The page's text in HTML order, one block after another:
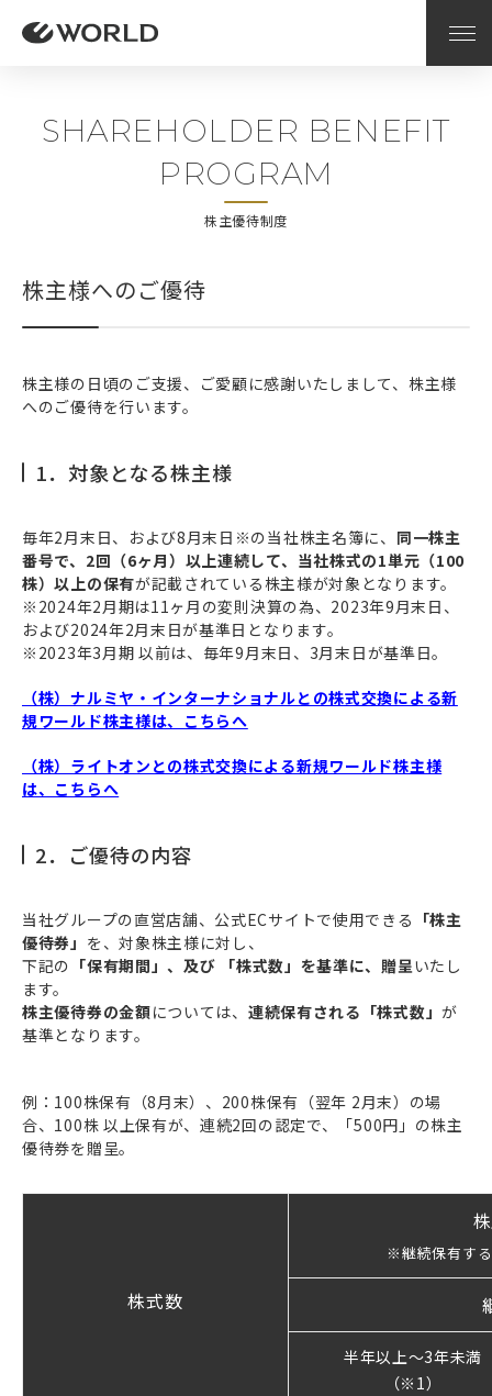
SHAREHOLDER BENEFIT
PROGRAM
株主優待制度
株主様へのご優待
株主様の日頃のご支援、ご愛顧に感謝いたしまして、株主様
へのご優待を行います。
1．対象となる株主様
毎年2月末日、および8月末日※の当社株主名簿に、 同一株主
番号で、2回（6ヶ月）以上連続して、当社株式の1単元（100
株）以上の保有が記載されている株主様が対象となります。
※2024年2月期は11ヶ月の変則決算の為、2023年9月末日、
および2024年2月末日が基準日となります。
※2023年3月期 以前は、毎年9月末日、3月末日が基準日。
（株）ナルミヤ・インターナショナルとの株式交換による新
規ワールド株主様は、こちらへ
（株）ライトオンとの株式交換による新規ワールド株主様
は、こちらへ
2．ご優待の内容
当社グループの直営店舗、公式ECサイトで使用できる 「株主
優待券」 を、対象株主様に対し、
下記の 「保有期間」、及び 「株式数」を基準に、贈呈いたし
ます。
株主優待券の金額については、 連続保有される「株式数」が
基準となります。
例：100株保有（8月末）、200株保有（翌年 2月末）の場
合、100株 以上保有が、連続2回の認定で、「500円」の株主
優待券を贈呈。
株式数
※継続保有す
半年以上～3年未満
（※1）